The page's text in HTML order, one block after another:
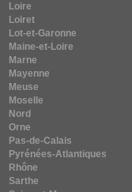
Loire
Loiret
Lot-et-Garonne
Maine-et-Loire
Marne
Mayenne
Meuse
Moselle
Nord
Orne
Pas-de-Calais
Pyrénées-Atlantiques
Rhône
Sarthe